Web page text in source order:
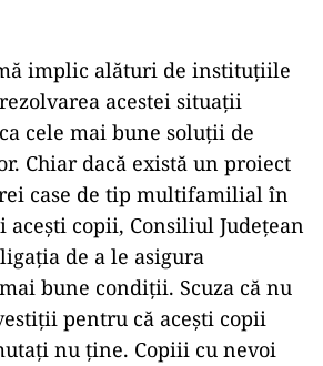
implic alături de instituţiile
acestei situaţii
cele mai bune soluţii de
Chiar dacă există un proiect
case de tip multifamilial în
aceşti copii, Consiliul Judeţean
de a le asigura
bune condiţii. Scuza că nu
pentru că aceşti copii
nu ţine. Copiii cu nevoi